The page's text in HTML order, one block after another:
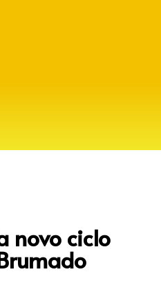
novo ciclo